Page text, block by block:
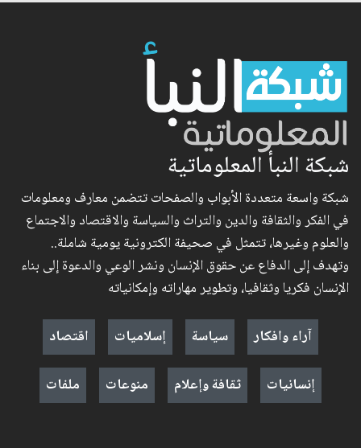
شبكة النبأ المعلوماتية
شبكة واسعة متعددة الأبواب والصفحات تتضمن معارف ومعلومات
في الفكر والثقافة والدين والتراث والسياسة والاقتصاد والاجتماع
والعلوم وغيرها، تتمثل في صحيفة الكترونية يومية شاملة..
وتهدف إلى الدفاع عن حقوق الإنسان ونشر الوعي والدعوة إلى بناء
الإنسان فكريا وثقافيا، وتطوير مهاراته وإمكانياته
آراء وافكار
سياسة إسلاميات
اقتصاد
إنسانيات
ثقافة وإعلام منوعات ملفات